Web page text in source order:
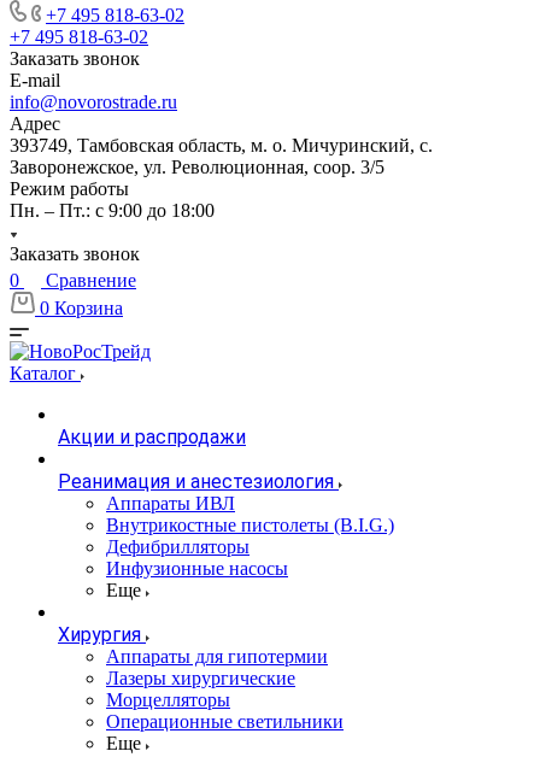
+7 495 818-63-02
+7 495 818-63-02
Заказать звонок
E-mail
info@novorostrade.ru
Адрес
393749, Тамбовская область, м. о. Мичуринский, с.
Заворонежское, ул. Революционная, соор. 3/5
Режим работы
Пн. – Пт.: с 9:00 до 18:00
Заказать звонок
0
Сравнение
0 Корзина
Каталог
Акции и распродажи
Реанимация и анестезиология
Аппараты ИВЛ
Внутрикостные пистолеты (B.I.G.)
Дефибрилляторы
Инфузионные насосы
Еще
Хирургия
Аппараты для гипотермии
Лазеры хирургические
Морцелляторы
Операционные светильники
Еще